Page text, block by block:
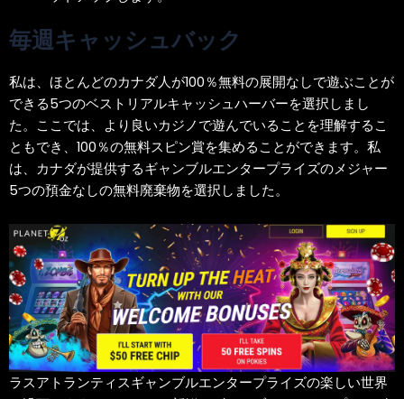
毎週キャッシュバック
私は、ほとんどのカナダ人が100％無料の展開なしで遊ぶことが
できる5つのベストリアルキャッシュハーバーを選択しまし
た。ここでは、より良いカジノで遊んでいることを理解するこ
ともでき、100％の無料スピン賞を集めることができます。私
は、カナダが提供するギャンブルエンタープライズのメジャー
5つの預金なしの無料廃棄物を選択しました。
ラスアトランティスギャンブルエンタープライズの楽しい世界